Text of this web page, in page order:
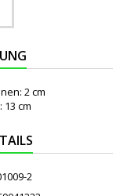
2 cm
cm
2